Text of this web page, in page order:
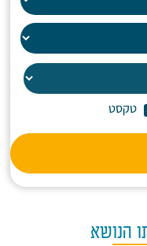
טקסט
הנושא